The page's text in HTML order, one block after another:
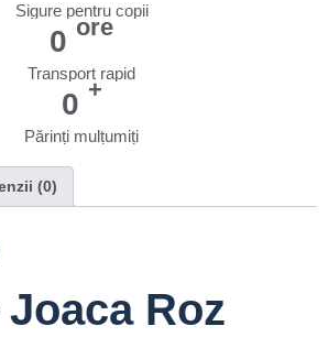
Sigure pentru copii
0 ore
Transport rapid
0 +
Părinți mulțumiți
(0)
Roz